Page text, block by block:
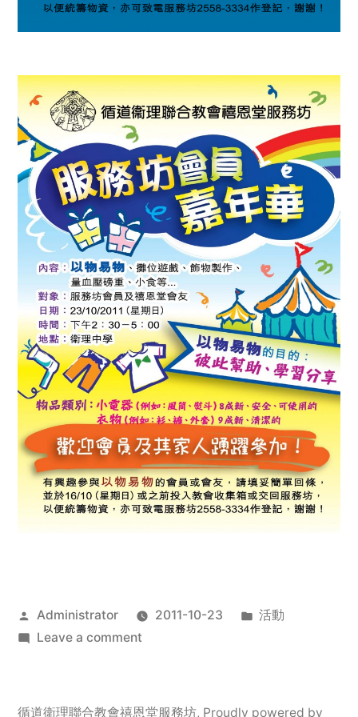
Posted
by
Administrator 2011-10-23
Posted
活動
Leave a commenton
服
循道衛理聯合教會禧恩堂服務坊, Proudly powered by